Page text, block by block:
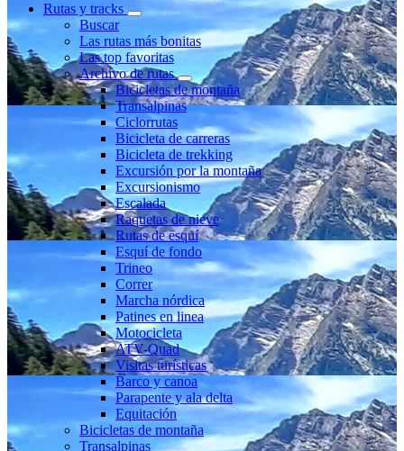
Rutas y tracks
Buscar
Las rutas más bonitas
Las top favoritas
Archivo de rutas
Bicicletas de montaña
Transalpinas
Ciclorrutas
Bicicleta de carreras
Bicicleta de trekking
Excursión por la montaña
Excursionismo
Escalada
Raquetas de nieve
Rutas de esquí
Esquí de fondo
Trineo
Correr
Marcha nórdica
Patines en linea
Motocicleta
ATV-Quad
Visitas turísticas
Barco y canoa
Parapente y ala delta
Equitación
Bicicletas de montaña
Transalpinas